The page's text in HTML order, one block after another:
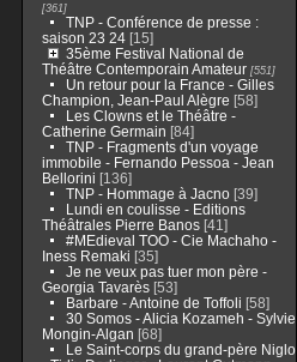
[361]
TNP - Conférence de presse :
saison 23 24[15]
35ème Festival National de
Théâtre Contemporain Amateur[551]
Un retour pour la France - Gilles
Champion, Jean-Paul Alègre [58]
Les Clowns et le Théâtre -
Catherine Germain [84]
TNP - Fragments d'un voyage
immobile - Fernando Pessoa - Jean
Bellorini [136]
TNP - Hommage à Jacno[39]
Lundi en coulisse - Editions
Théâtrales Pierre Banos[41]
#MEdieval TOO - Cie Machaho -
Iness Remaki [35]
Je ne veux pas tuer mon père -
Georgia Tavarès[53]
Barbare - Antoine de Toffoli [58]
30 Somos - Alicia Kozameh - Sylvie
Mongin-Algan [68]
Le Saint-corps du grand-père Niglo